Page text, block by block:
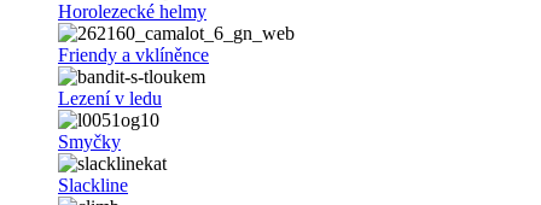
Horolezecké helmy
Friendy a vklíněnce
Lezení v ledu
Smyčky
Slackline